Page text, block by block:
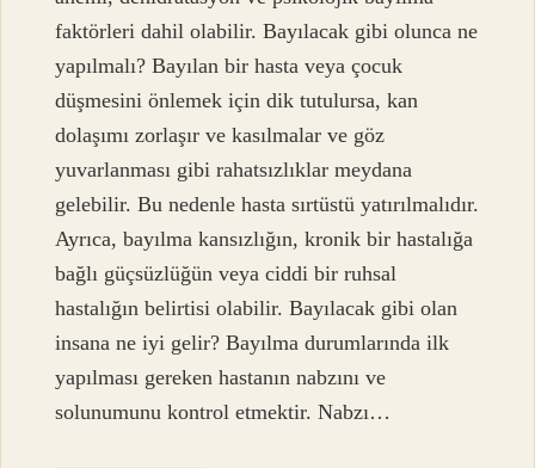
faktörleri dahil olabilir. Bayılacak gibi olunca ne
yapılmalı? Bayılan bir hasta veya çocuk
düşmesini önlemek için dik tutulursa, kan
dolaşımı zorlaşır ve kasılmalar ve göz
yuvarlanması gibi rahatsızlıklar meydana
gelebilir. Bu nedenle hasta sırtüstü yatırılmalıdır.
Ayrıca, bayılma kansızlığın, kronik bir hastalığa
bağlı güçsüzlüğün veya ciddi bir ruhsal
hastalığın belirtisi olabilir. Bayılacak gibi olan
insana ne iyi gelir? Bayılma durumlarında ilk
yapılması gereken hastanın nabzını ve
solunumunu kontrol etmektir. Nabzı…